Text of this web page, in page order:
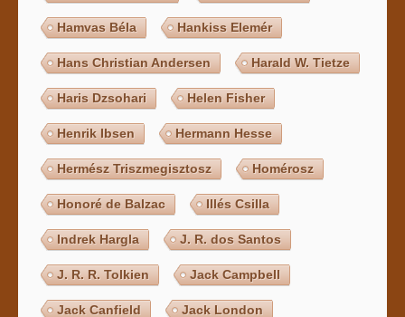
Hamvas Béla Hankiss Elemér
Hans Christian Andersen Harald W. Tietze
Haris Dzsohari Helen Fisher
Henrik Ibsen Hermann Hesse
Hermész Triszmegisztosz Homérosz
Honoré de Balzac Illés Csilla
Indrek Hargla J. R. dos Santos
J. R. R. Tolkien Jack Campbell
Jack Canfield Jack London